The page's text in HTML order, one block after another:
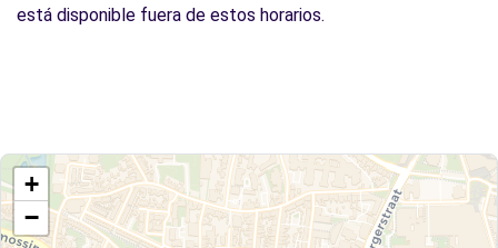
está disponible fuera de estos horarios.
+
−